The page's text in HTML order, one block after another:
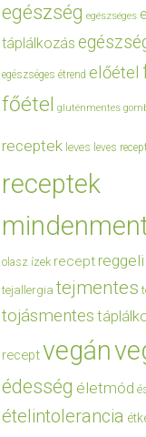
egészség egészséges
táplálkozás
egészséges étrend előétel
főétel gluténmentes
receptek leves leves
receptek
olasz ízek recept reggeli
tejallergia tejmentes
tojásmentes
receptvegán
édesség életmód
ételintolerancia